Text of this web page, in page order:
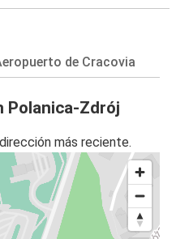
de Cracovia
Polanica-Zdrój
más reciente.